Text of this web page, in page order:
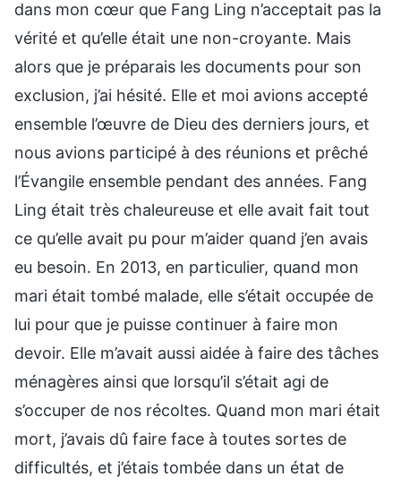
dans mon cœur que Fang Ling n’acceptait pas la
vérité et qu’elle était une non-croyante. Mais
alors que je préparais les documents pour son
exclusion, j’ai hésité. Elle et moi avions accepté
ensemble l’œuvre de Dieu des derniers jours, et
nous avions participé à des réunions et prêché
l’Évangile ensemble pendant des années. Fang
Ling était très chaleureuse et elle avait fait tout
ce qu’elle avait pu pour m’aider quand j’en avais
eu besoin. En 2013, en particulier, quand mon
mari était tombé malade, elle s’était occupée de
lui pour que je puisse continuer à faire mon
devoir. Elle m’avait aussi aidée à faire des tâches
ménagères ainsi que lorsqu’il s’était agi de
s’occuper de nos récoltes. Quand mon mari était
mort, j’avais dû faire face à toutes sortes de
difficultés, et j’étais tombée dans un état de